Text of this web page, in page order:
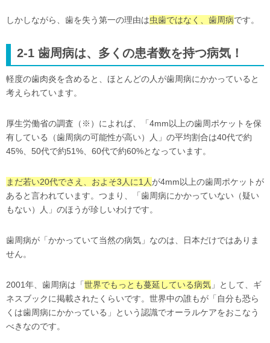
しかしながら、歯を失う第一の理由は虫歯ではなく、歯周病です。
2-1 歯周病は、多くの患者数を持つ病気！
軽度の歯肉炎を含めると、ほとんどの人が歯周病にかかっていると
考えられています。
厚生労働省の調査（※）によれば、「4mm以上の歯周ポケットを保
有している（歯周病の可能性が高い）人」の平均割合は40代で約
45%、50代で約51%、60代で約60%となっています。
まだ若い20代でさえ、およそ3人に1人が4mm以上の歯周ポケットが
あると言われています。つまり、「歯周病にかかっていない（疑い
もない）人」のほうが珍しいわけです。
歯周病が「かかっていて当然の病気」なのは、日本だけではありま
せん。
2001年、歯周病は「 世界でもっとも蔓延している病気 」として、ギ
ネスブックに掲載されたくらいです。世界中の誰もが「自分も恐ら
くは歯周病にかかっている」という認識でオーラルケアをおこなう
べきなのです。